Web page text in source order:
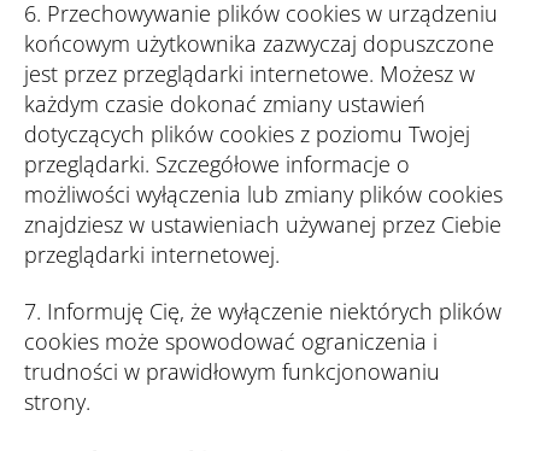
6. Przechowywanie plików cookies w urządzeniu
końcowym użytkownika zazwyczaj dopuszczone
jest przez przeglądarki internetowe. Możesz w
każdym czasie dokonać zmiany ustawień
dotyczących plików cookies z poziomu Twojej
przeglądarki. Szczegółowe informacje o
możliwości wyłączenia lub zmiany plików cookies
znajdziesz w ustawieniach używanej przez Ciebie
przeglądarki internetowej.
7. Informuję Cię, że wyłączenie niektórych plików
cookies może spowodować ograniczenia i
trudności w prawidłowym funkcjonowaniu
strony.